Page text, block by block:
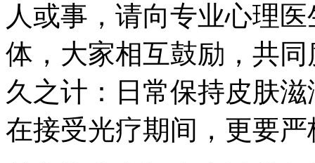
人或事，请向专业心理
体，大家相互鼓励，共
久之计：日常保持皮肤
在接受光疗期间，更要